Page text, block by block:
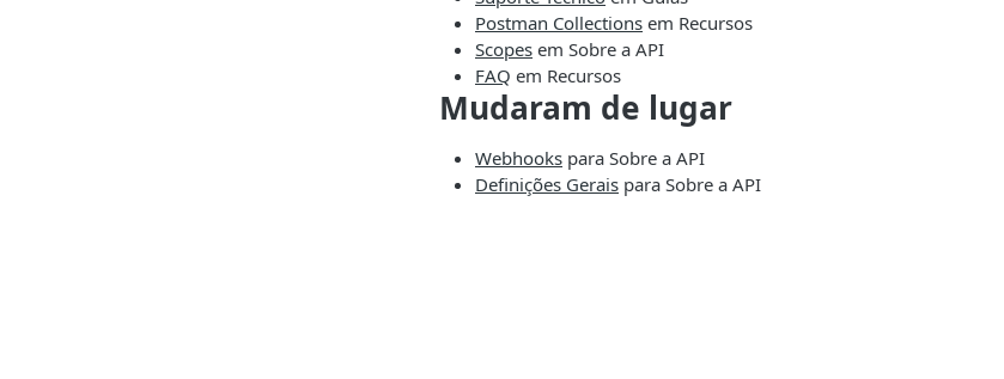
Postman Collections em Recursos
Scopes em Sobre a API
FAQ em Recursos
Mudaram de lugar
Webhooks para Sobre a API
Definições Gerais para Sobre a API